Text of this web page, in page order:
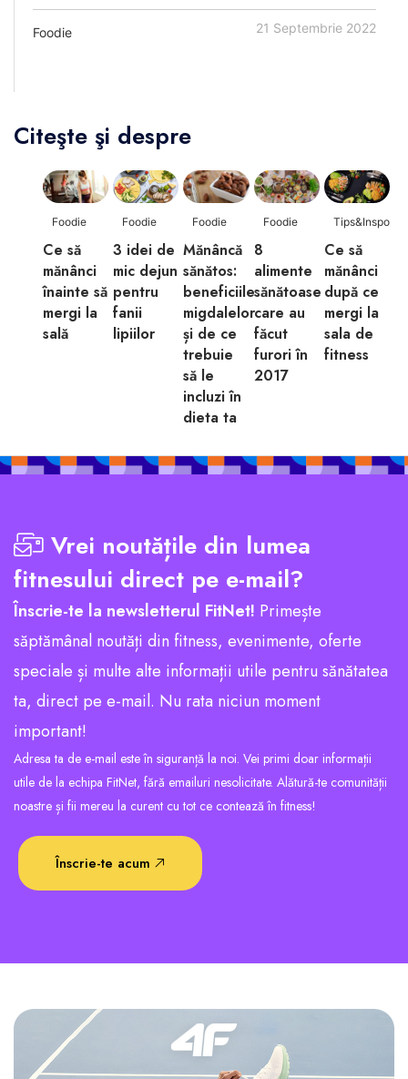
Foodie 21 Septembrie 2022
Citeşte şi despre
Foodie
Ce să
mănânci
înainte să
mergi la
sală
Foodie
3 idei de
mic dejun
pentru
fanii
lipiilor
Foodie
Mănâncă
sănătos:
beneficiile
migdalelor
și de ce
trebuie
să le
incluzi în
dieta ta
Foodie
8
alimente
sănătoase
care au
făcut
furori în
2017
Tips&Inspo
Ce să
mănânci
după ce
mergi la
sala de
fitness
Vrei noutățile din lumea
fitnesului direct pe e-mail?
Înscrie-te la newsletterul FitNet! Primește
săptămânal noutăți din fitness, evenimente, oferte
speciale și multe alte informații utile pentru sănătatea
ta, direct pe e-mail. Nu rata niciun moment
important!
Adresa ta de e-mail este în siguranță la noi. Vei primi doar informații
utile de la echipa FitNet, fără emailuri nesolicitate. Alătură-te comunității
noastre și fii mereu la curent cu tot ce contează în fitness!
Înscrie-te acum